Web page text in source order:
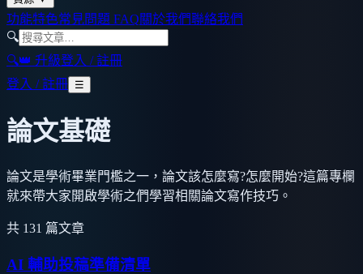
功能特色常見問題 FAQ關於我們聯絡我們
🔍
🔍👑 升級登入 / 註冊
登入 / 註冊 ☰
論文基礎
論文是學術畢業門檻之一，論文該怎麼寫?怎麼開始?這篇專欄
就來帶大家開啟學術之們學習相關論文寫作技巧。
共 131 篇文章
AI 輔助投稿準備清單